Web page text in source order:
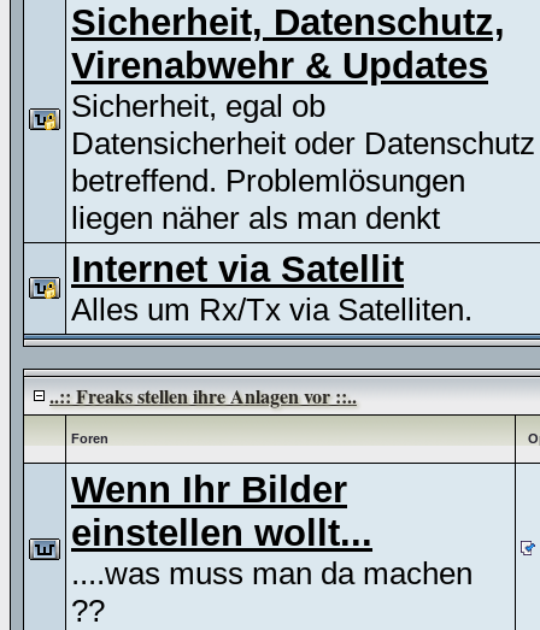
Sicherheit, Datenschutz,
Virenabwehr & Updates
Sicherheit, egal ob
Datensicherheit oder Datenschutz
betreffend. Problemlösungen
liegen näher als man denkt
Internet via Satellit
Alles um Rx/Tx via Satelliten.
..:: Freaks stellen ihre Anlagen vor ::..
Foren
Wenn Ihr Bilder
einstellen wollt...
....was muss man da machen
??